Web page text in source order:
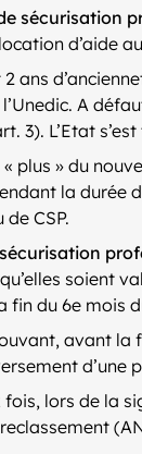
sécurisation
d’aide
ans
A
3). L’Etat
plus » du
la durée
de CSP.
soient
fin du 6e mois
avant la
d’une
lors de la